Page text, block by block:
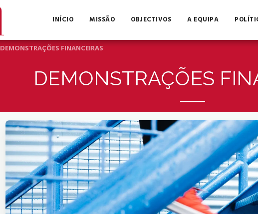
INÍCIO MISSÃO OBJECTIVOS A EQUIPA
DEMONSTRAÇÕES FINANCEIRAS
DEMONSTRAÇÕES